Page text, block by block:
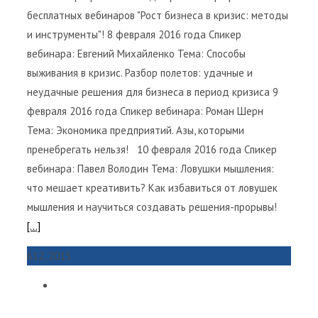
бесплатных вебинаров "Рост бизнеса в кризис: методы
и инструменты"! 8 февраля 2016 года Спикер
вебинара: Евгений Михайленко Тема: Способы
выживания в кризис. Разбор полетов: удачные и
неудачные решения для бизнеса в период кризиса 9
февраля 2016 года Спикер вебинара: Роман Шерн
Тема: Экономика предприятий. Азы, которыми
пренебрегать нельзя! 10 февраля 2016 года Спикер
вебинара: Павел Володин Тема: Ловушки мышления:
что мешает креативить? Как избавиться от ловушек
мышления и научиться создавать решения-прорывы!
[...]
612, 2015